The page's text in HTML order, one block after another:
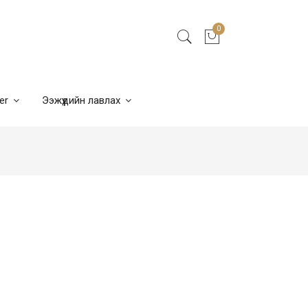
0
Ээжүүдийн лавлах